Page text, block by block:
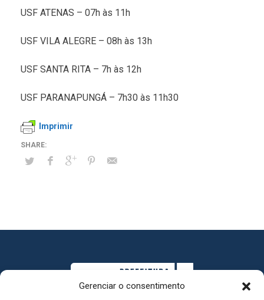
Gerenciar o consentimento
USF ATENAS – 07h às 11h
USF VILA ALEGRE – 08h às 13h
USF SANTA RITA – 7h às 12h
USF PARANAPUNGÁ – 7h30 às 11h30
Imprimir